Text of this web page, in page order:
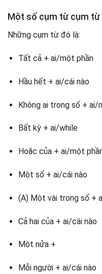
Một số cụm từ cụm từ
Những cụm từ đó là:
Tất cả + ai/một phần
Hầu hết + ai/cái nào
Không ai trong số + ai/
Bất kỳ + ai/while
Hoặc của + ai/một
Một số + ai/cái nào
(A) Một vài trong số +
Cả hai của + ai/cái nào
Một nửa +
Mỗi người + ai/cái nào